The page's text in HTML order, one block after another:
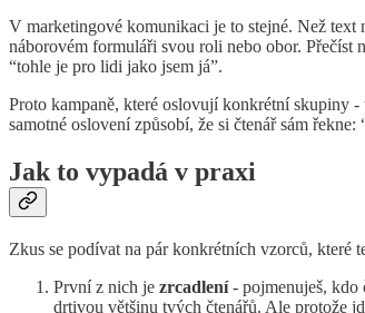
V marketingové komunikaci je to stejné. Než text
náborovém formuláři svou roli nebo obor. Přečíst
“tohle je pro lidi jako jsem já”.
Proto kampaně, které oslovují konkrétní skupiny
samotné oslovení způsobí, že si čtenář sám řekne:
Jak to vypadá v praxi
Zkus se podívat na pár konkrétních vzorců, které
První z nich je zrcadlení- pojmenuješ, kdo
drtivou většinu tvých čtenářů. Ale protože